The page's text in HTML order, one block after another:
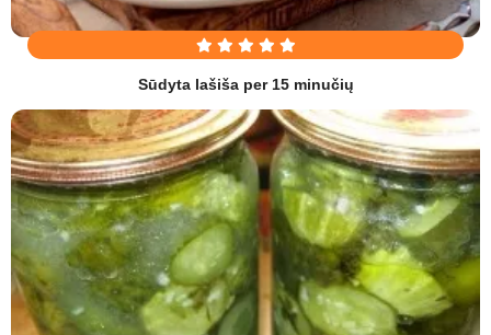
Sūdyta lašiša per 15 minučių